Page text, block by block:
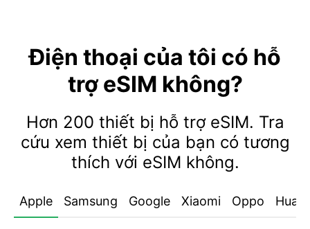
Điện thoại của tôi có hỗ
trợ eSIM không?
Hơn 200 thiết bị hỗ trợ eSIM. Tra
cứu xem thiết bị của bạn có tương
thích với eSIM không.
Apple Samsung Google Xiaomi Oppo